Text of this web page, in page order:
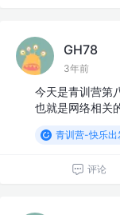
GH78
3年前
今天是青训营第
也就是网络相关
青训营-快乐出
评论